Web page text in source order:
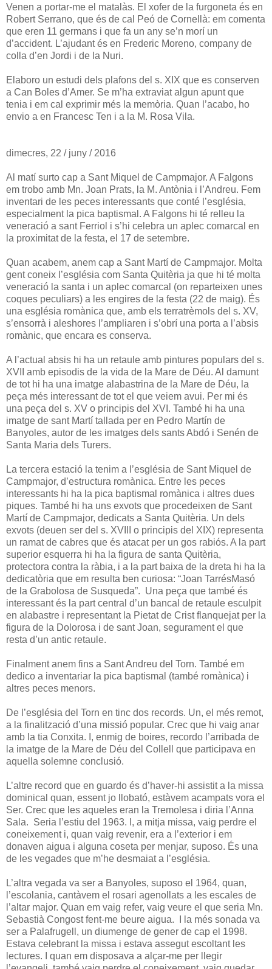
Venen a portar-me el matalàs. El xofer de la furgoneta és en
Robert Serrano, que és de cal Peó de Cornellà: em comenta
que eren 11 germans i que fa un any se’n morí un
d’accident. L’ajudant és en Frederic Moreno, company de
colla d’en Jordi i de la Nuri.
Elaboro un estudi dels plafons del s. XIX que es conserven
a Can Boles d’Amer. Se m’ha extraviat algun apunt que
tenia i em cal exprimir més la memòria. Quan l’acabo, ho
envio a en Francesc Ten i a la M. Rosa Vila.
dimecres, 22 / juny / 2016
Al matí surto cap a Sant Miquel de Campmajor. A Falgons
em trobo amb Mn. Joan Prats, la M. Antònia i l’Andreu. Fem
inventari de les peces interessants que conté l’església,
especialment la pica baptismal. A Falgons hi té relleu la
veneració a sant Ferriol i s’hi celebra un aplec comarcal en
la proximitat de la festa, el 17 de setembre.
Quan acabem, anem cap a Sant Martí de Campmajor. Molta
gent coneix l’església com Santa Quitèria ja que hi té molta
veneració la santa i un aplec comarcal (on reparteixen unes
coques peculiars) a les engires de la festa (22 de maig). És
una església romànica que, amb els terratrèmols del s. XV,
s’ensorrà i aleshores l’ampliaren i s’obrí una porta a l’absis
romànic, que encara es conserva.
A l’actual absis hi ha un retaule amb pintures populars del s.
XVII amb episodis de la vida de la Mare de Déu. Al damunt
de tot hi ha una imatge alabastrina de la Mare de Déu, la
peça més interessant de tot el que veiem avui. Per mi és
una peça del s. XV o principis del XVI. També hi ha una
imatge de sant Martí tallada per en Pedro Martín de
Banyoles, autor de les imatges dels sants Abdó i Senén de
Santa Maria dels Turers.
La tercera estació la tenim a l’església de Sant Miquel de
Campmajor, d’estructura romànica. Entre les peces
interessants hi ha la pica baptismal romànica i altres dues
piques. També hi ha uns exvots que procedeixen de Sant
Martí de Campmajor, dedicats a Santa Quitèria. Un dels
exvots (deuen ser del s. XVIII o principis del XIX) representa
un ramat de cabres que és atacat per un gos rabiós. A la part
superior esquerra hi ha la figura de santa Quitèria,
protectora contra la ràbia, i a la part baixa de la dreta hi ha la
dedicatòria que em resulta ben curiosa: “Joan TarrésMasó
de la Grabolosa de Susqueda”. Una peça que també és
interessant és la part central d’un bancal de retaule esculpit
en alabastre i representant la Pietat de Crist flanquejat per la
figura de la Dolorosa i de sant Joan, segurament el que
resta d’un antic retaule.
Finalment anem fins a Sant Andreu del Torn. També em
dedico a inventariar la pica baptismal (també romànica) i
altres peces menors.
De l’església del Torn en tinc dos records. Un, el més remot,
a la finalització d’una missió popular. Crec que hi vaig anar
amb la tia Conxita. I, enmig de boires, recordo l’arribada de
la imatge de la Mare de Déu del Collell que participava en
aquella solemne conclusió.
L’altre record que en guardo és d’haver-hi assistit a la missa
dominical quan, essent jo llobató, estàvem acampats vora el
Ser. Crec que les aqueles eran la Tremolesa i diria l’Anna
Sala. Seria l’estiu del 1963. I, a mitja missa, vaig perdre el
coneixement i, quan vaig revenir, era a l’exterior i em
donaven aigua i alguna coseta per menjar, suposo. És una
de les vegades que m’he desmaiat a l’església.
L’altra vegada va ser a Banyoles, suposo el 1964, quan,
l’escolania, cantàvem el rosari agenollats a les escales de
l’altar major. Quan em vaig refer, vaig veure el que seria Mn.
Sebastià Congost fent-me beure aigua. I la més sonada va
ser a Palafrugell, un diumenge de gener de cap el 1998.
Estava celebrant la missa i estava assegut escoltant les
lectures. I quan em disposava a alçar-me per llegir